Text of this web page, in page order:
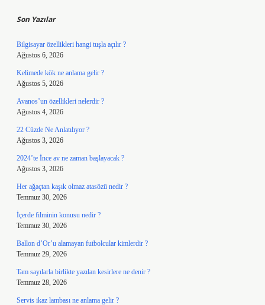
Son Yazılar
Bilgisayar özellikleri hangi tuşla açılır ?
Ağustos 6, 2026
Kelimede kök ne anlama gelir ?
Ağustos 5, 2026
Avanos’un özellikleri nelerdir ?
Ağustos 4, 2026
22 Cüzde Ne Anlatılıyor ?
Ağustos 3, 2026
2024’te İnce av ne zaman başlayacak ?
Ağustos 3, 2026
Her ağaçtan kaşık olmaz atasözü nedir ?
Temmuz 30, 2026
İçerde filminin konusu nedir ?
Temmuz 30, 2026
Ballon d’Or’u alamayan futbolcular kimlerdir ?
Temmuz 29, 2026
Tam sayılarla birlikte yazılan kesirlere ne denir ?
Temmuz 28, 2026
Servis ikaz lambası ne anlama gelir ?